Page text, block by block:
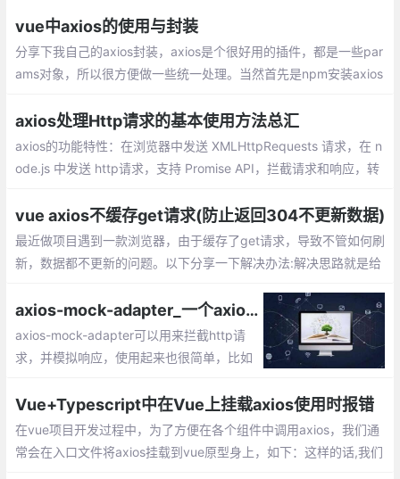
vue中axios的使用与封装
分享下我自己的axios封装，axios是个很好用的插件，都是一些par
ams对象，所以很方便做一些统一处理。当然首先是npm安装axios
axios处理Http请求的基本使用方法总汇
axios的功能特性：在浏览器中发送 XMLHttpRequests 请求，在 n
ode.js 中发送 http请求，支持 Promise API，拦截请求和响应，转
受 XSRF 攻击
vue axios不缓存get请求(防止返回304不更新数据)
最近做项目遇到一款浏览器，由于缓存了get请求，导致不管如何刷
新，数据都不更新的问题。以下分享一下解决办法:解决思路就是给
axios-mock-adapter_一个axios调试好用的工具
axios-mock-adapter可以用来拦截http请
求，并模拟响应，使用起来也很简单，比如
4找不到、403禁止访问、500服务器错误、
503服务不可用、504网关超时等等，你都
能模拟出来
Vue+Typescript中在Vue上挂载axios使用时报错
在vue项目开发过程中，为了方便在各个组件中调用axios，我们通
常会在入口文件将axios挂载到vue原型身上，如下：这样的话,我们